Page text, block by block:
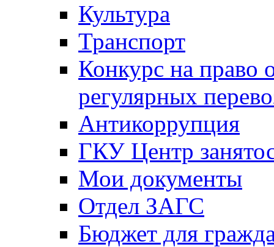
Культура
Транспорт
Конкурс на право
регулярных
Антикоррупция
ГКУ Центр
Мои документы
Отдел ЗАГС
Бюджет для